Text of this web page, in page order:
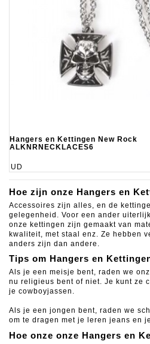
Hangers en Kettingen New Rock
ALKNRNECKLACES6
UD
Hoe zijn onze Hangers en
Accessoires zijn alles, en de
gelegenheid. Voor een ander
onze kettingen zijn gemaakt van
kwaliteit, met staal enz. Ze hebben
anders zijn dan andere.
Tips om Hangers en
Als je een meisje bent, raden we
nu religieus bent of niet. Je kunt ze
je cowboyjassen.
Als je een jongen bent, raden we
om te dragen met je leren jeans en
Hoe onze onze Hangers en